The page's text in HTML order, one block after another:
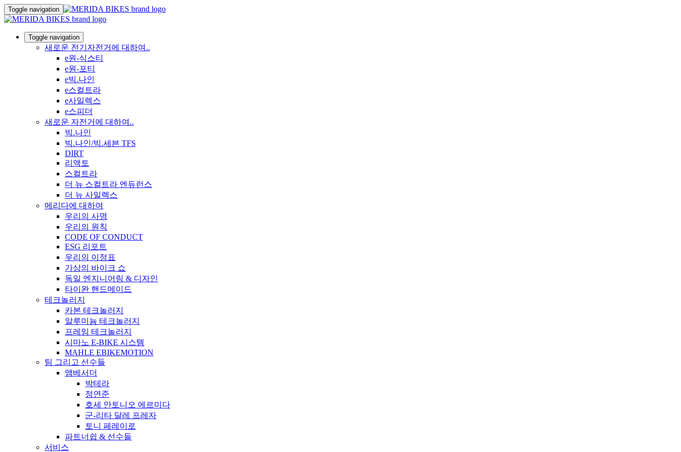
Toggle navigation
Toggle navigation
새로운 전기자전거에 대하여..
e원-식스티
e원-포티
e빅.나인
e스컬트라
e사일렉스
e스피더
새로운 자전거에 대하여..
빅.나인
빅.나인/빅.세븐 TFS
DIRT
리액토
스컬트라
더 뉴 스컬트라 엔듀런스
더 뉴 사일렉스
메리다에 대하여
우리의 사명
우리의 원칙
CODE OF CONDUCT
ESG 리포트
우리의 이정표
가상의 바이크 쇼
독일 엔지니어링 & 디자인
타이완 핸드메이드
테크놀러지
카본 테크놀러지
알루미늄 테크놀러지
프레임 테크놀러지
시마노 E-BIKE 시스템
MAHLE EBIKEMOTION
팀 그리고 선수들
앰베서더
박테라
정연준
호세 안토니오 에르미다
군-리타 달레 프레자
토니 페레이로
파트너쉽 & 선수들
서비스